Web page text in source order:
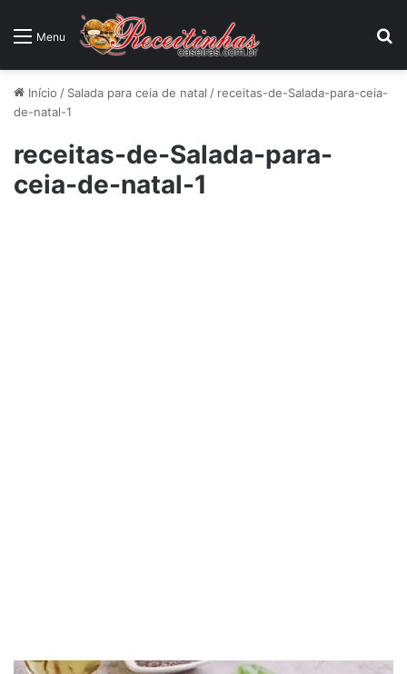
Menu
Início / Salada para ceia de natal / receitas-de-Salada-para-ceia-
de-natal-1
receitas-de-Salada-para-
ceia-de-natal-1